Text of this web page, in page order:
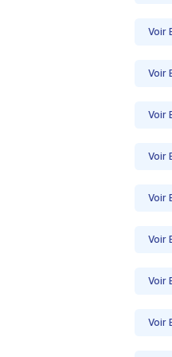
Voir
Voir
Voir
Voir
Voir
Voir
Voir
Voir